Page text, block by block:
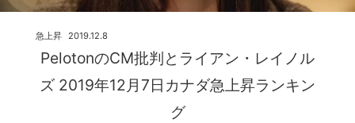
PelotonのCM批判とライアン・レイノル
ズ 2019年12月7日カナダ急上昇ランキン
グ
2019.12.8
急上昇